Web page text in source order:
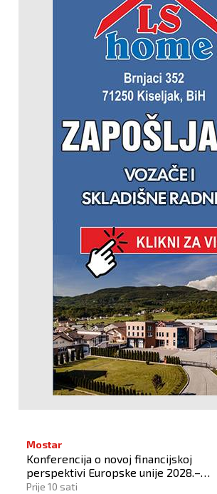
Mostar
Konferencija o novoj financijskoj
perspektivi Europske unije 2028.–
2034.
Prije 10 sati